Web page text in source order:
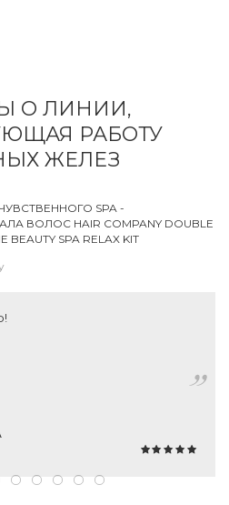
О ЛИНИИ,
РАБОТУ
ЖЕЛЕЗ
SPA -
ВОЛОС HAIR COMPANY DOUBLE
BEAUTY SPA RELAX KIT